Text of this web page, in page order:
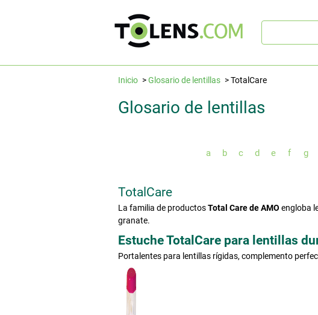
Búsqueda
Inicio Glosario de lentillas TotalCare
Glosario de lentillas
a b c d e f g
TotalCare
La familia de productosTotal Care de AMO engloba
granate.
Estuche TotalCare para lentillas
Portalentes para lentillas rígidas, complemento